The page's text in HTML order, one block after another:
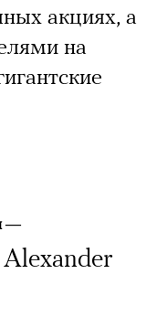
акциях, а
на
—